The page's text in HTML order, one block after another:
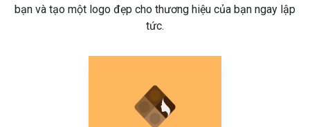
bạn và tạo một logo đẹp cho thương hiệu của bạn ngay lập
tức.